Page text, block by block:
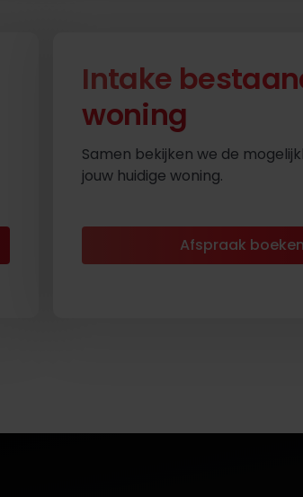
Intake
woning
Samen bekijken we de
jouw huidige woning.
Afspraak boeken